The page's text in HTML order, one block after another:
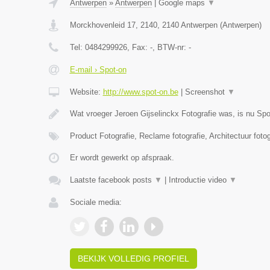
Antwerpen» Antwerpen| Google maps ▼
Morckhovenleid 17, 2140, 2140 Antwerpen(Antwerpen)
Tel: 0484299926, Fax: -, BTW-nr: -
E-mail › Spot-on
Website: http://www.spot-on.be| Screenshot ▼
Wat vroeger Jeroen Gijselinckx Fotografie was, is nu
Product Fotografie, Reclame fotografie, Architectuur
Er wordt gewerkt op afspraak.
Laatste facebook posts ▼ Introductie video ▼
Sociale media:
BEKIJK VOLLEDIG PROFIEL